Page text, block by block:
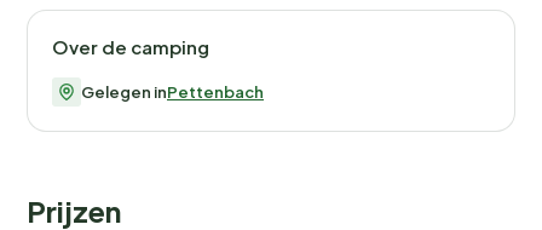
Over de camping
Gelegen inPettenbach
Prijzen